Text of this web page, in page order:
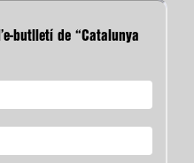
butlletí de “Catalunya